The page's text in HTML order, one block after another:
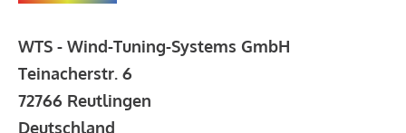
WTS - Wind-Tuning-Systems GmbH
Teinacherstr. 6
72766 Reutlingen
Deutschland